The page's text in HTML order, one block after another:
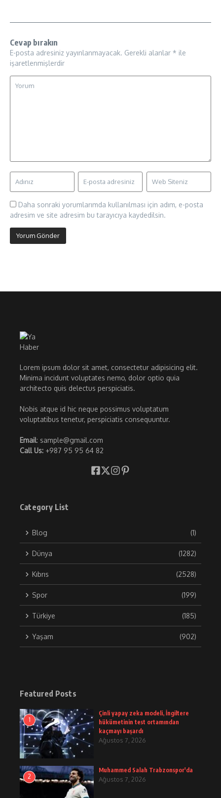
Cevap bırakın
E-posta adresiniz yayınlanmayacak. Gerekli alanlar * ile
işaretlenmişlerdir
Daha sonraki yorumlarımda kullanılması için adım, e-posta
adresim ve site adresim bu tarayıcıya kaydedilsin.
Lorem ipsum dolor sit amet, consectetur adipisicing elit.
Minima incidunt voluptates nemo, dolor optio quia
architecto quis delectus perspiciatis.
Nobis atque id hic neque possimus voluptatum
voluptatibus tenetur, perspiciatis consequuntur.
Email: sample@gmail.com
Call Us: +987 95 95 64 82
Category List
Blog (1)
Dünya (1282)
Kıbrıs (2528)
Spor (199)
Türkiye (185)
Yaşam (902)
Featured Posts
1
Çinli yapay zeka modeli, İngiltere
hükümetinin test ortamından
kaçmayı başardı
Ağustos 7, 2026
2
Muhammed Salah Trabzonspor'da
Ağustos 7, 2026